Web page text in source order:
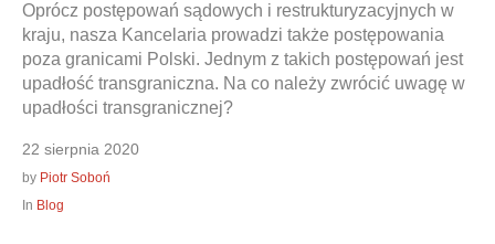
Oprócz postępowań sądowych i restrukturyzacyjnych w
kraju, nasza Kancelaria prowadzi także postępowania
poza granicami Polski. Jednym z takich postępowań jest
upadłość transgraniczna. Na co należy zwrócić uwagę w
upadłości transgranicznej?
22 sierpnia 2020
by Piotr Soboń
In Blog